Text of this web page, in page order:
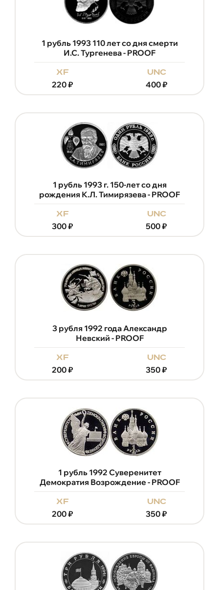
1 рубль 1993 110 лет со дня смерти
И.С. Тургенева - PROOF
xf
220₽
unc
400₽
1 рубль 1993 г. 150-лет со дня
рождения К.Л. Тимирязева - PROOF
xf
300₽
unc
500₽
3 рубля 1992 года Александр
Невский - PROOF
xf
200₽
unc
350₽
1 рубль 1992 Суверенитет
Демократия Возрождение - PROOF
xf
200₽
unc
350₽